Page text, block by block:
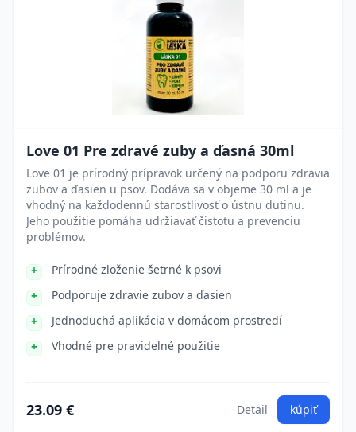
Love 01 Pre zdravé zuby a ďasná 30ml
Love 01 je prírodný prípravok určený na podporu zdravia
zubov a ďasien u psov. Dodáva sa v objeme 30 ml a je
vhodný na každodennú starostlivosť o ústnu dutinu.
Jeho použitie pomáha udržiavať čistotu a prevenciu
problémov.
Prírodné zloženie šetrné k psovi
Podporuje zdravie zubov a ďasien
Jednoduchá aplikácia v domácom prostredí
Vhodné pre pravidelné použitie
23.09 € Detail kúpiť